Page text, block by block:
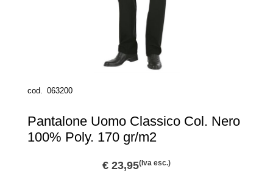
cod. 063200
Pantalone Uomo Classico Col. Nero
100% Poly. 170 gr/m2
€ 23,95(Iva esc.)